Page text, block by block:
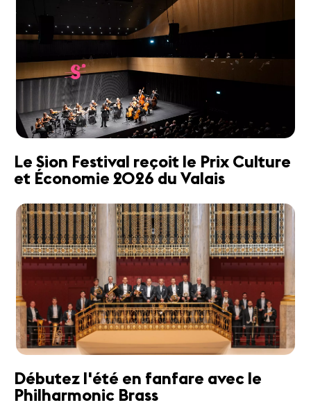
Le Sion Festival reçoit le Prix Culture
et Économie 2026 du Valais
Débutez l'été en fanfare avec le
Philharmonic Brass